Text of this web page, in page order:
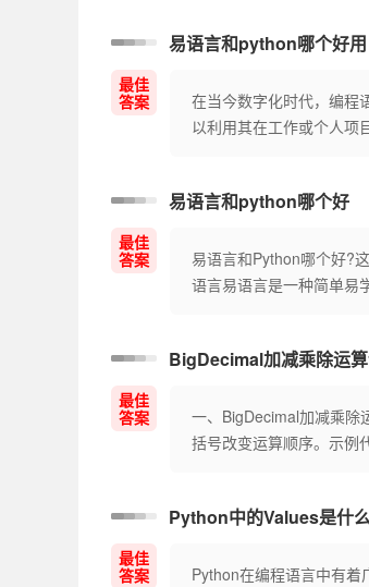
易语言和python哪个好用
最佳
答案
在当今数字化时代，编程
以利用其在工作或个人项
易语言和python哪个好
最佳
答案
易语言和Python哪个好?
语言易语言是一种简单易
BigDecimal加减乘除运
最佳
答案
一、BigDecimal加减乘除
括号改变运算顺序。示例
Python中的Values是什么
最佳
答案
Python在编程语言中有着